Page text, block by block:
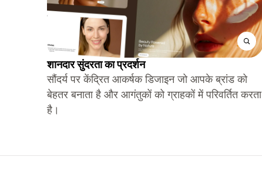
शानदार सुंदरता का प्रदर्शन
सौंदर्य पर केंद्रित आकर्षक डिजाइन जो आपके ब्रांड को
बेहतर बनाता है और आगंतुकों को ग्राहकों में परिवर्तित करता
है।